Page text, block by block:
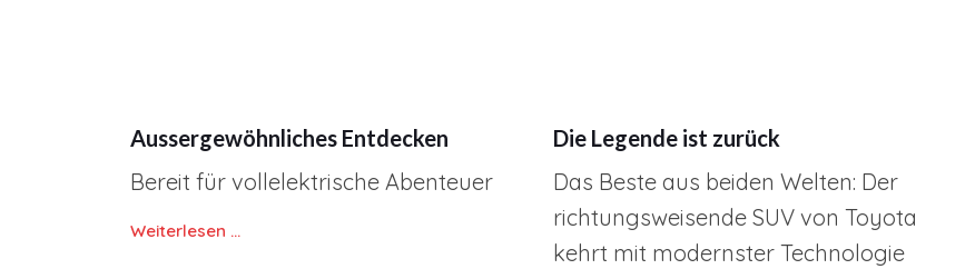
Aussergewöhnliches Entdecken
Bereit für vollelektrische Abenteuer
Weiterlesen …
Die Legende ist zurück
Das Beste aus beiden Welten: Der
richtungsweisende SUV von Toyota
kehrt mit modernster Technologie